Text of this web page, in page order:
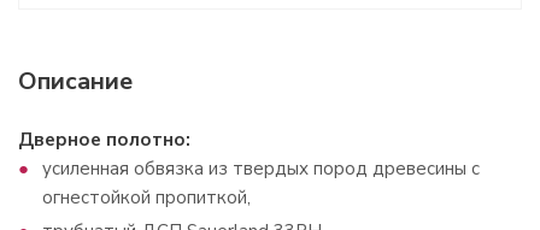
Описание
Дверное полотно:
усиленная обвязка из твердых пород древесины с
огнестойкой пропиткой,